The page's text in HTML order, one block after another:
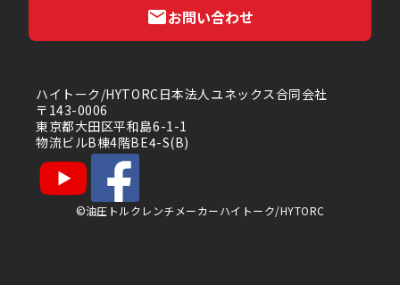
お問い合わせ
ハイトーク/HYTORC日本法人ユネックス合同会社
〒143-0006
東京都大田区平和島6-1-1
物流ビルB棟4階BE4-S(B)
©油圧トルクレンチメーカーハイトーク/HYTORC